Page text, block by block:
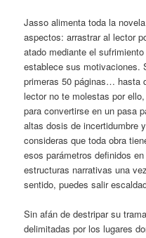
Jasso alimenta toda la
aspectos: arrastrar al lector
atado mediante el
establece sus motivaciones.
primeras 50 páginas… hasta
lector no te molestas por
para convertirse en un pasa
altas dosis de incertidumbre
consideras que toda obra
esos parámetros definidos
estructuras narrativas una
sentido, puedes salir
Sin afán de destripar su
delimitadas por los lugares